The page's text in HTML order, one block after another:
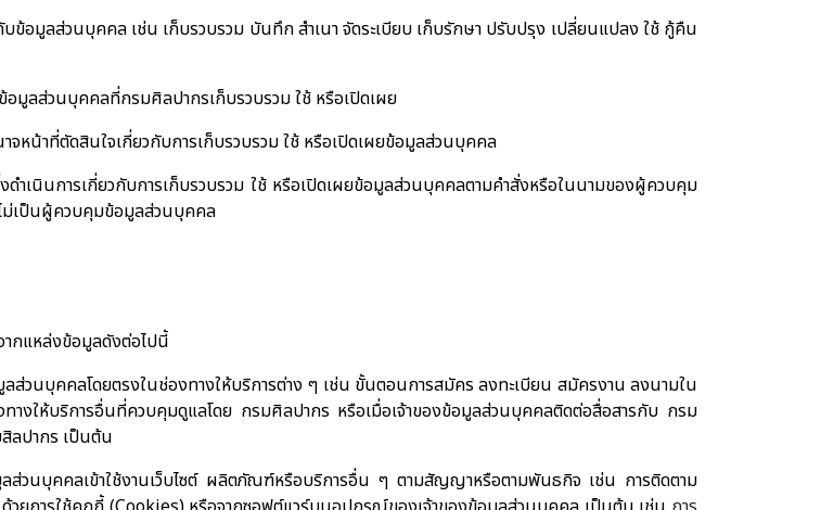
บข้อมูลส่วนบุคคล เช่น เก็บรวบรวม บันทึก สำเนา จัดระเบียบ เก็บรักษา ปรับปรุง เปลี่ยนแปลง ใช้ กู้คืน
อมูลส่วนบุคคลที่กรมศิลปากรเก็บรวบรวม ใช้ หรือเปิดเผย
หน้าที่ตัดสินใจเกี่ยวกับการเก็บรวบรวม ใช้ หรือเปิดเผยข้อมูลส่วนบุคคล
ำเนินการเกี่ยวกับการเก็บรวบรวม ใช้ หรือเปิดเผยข้อมูลส่วนบุคคลตามคำสั่งหรือในนามของผู้ควบคุม
เป็นผู้ควบคุมข้อมูลส่วนบุคคล
ากแหล่งข้อมูลดังต่อไปนี้
วนบุคคลโดยตรงในช่องทางให้บริการต่าง ๆ เช่น ขั้นตอนการสมัคร ลงทะเบียน สมัครงาน ลงนามใน
งให้บริการอื่นที่ควบคุมดูแลโดย กรมศิลปากร หรือเมื่อเจ้าของข้อมูลส่วนบุคคลติดต่อสื่อสารกับ กรม
ลปากร เป็นต้น
ส่วนบุคคลเข้าใช้งานเว็บไซต์ ผลิตภัณฑ์หรือบริการอื่น ๆ ตามสัญญาหรือตามพันธกิจ เช่น การติดตาม